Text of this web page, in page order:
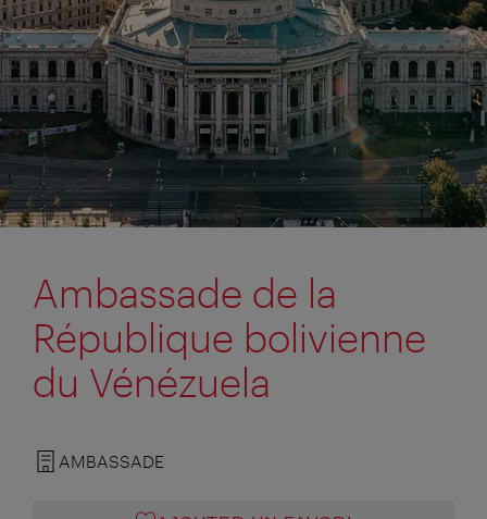
Ambassade de la
République bolivienne
du Vénézuela
AMBASSADE